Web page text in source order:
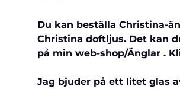
Du kan beställa Christina-
Christina doftljus. Det kan
på min web-shop/Änglar .
Jag bjuder på ett litet glas